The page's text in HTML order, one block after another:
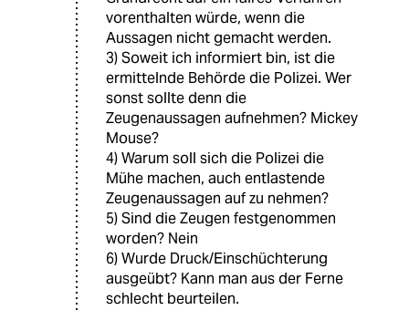
vorenthalten würde, wenn die
Aussagen nicht gemacht werden.
3) Soweit ich informiert bin, ist die
ermittelnde Behörde die Polizei. Wer
sonst sollte denn die
Zeugenaussagen aufnehmen? Mickey
Mouse?
4) Warum soll sich die Polizei die
Mühe machen, auch entlastende
Zeugenaussagen auf zu nehmen?
5) Sind die Zeugen festgenommen
worden? Nein
6) Wurde Druck/Einschüchterung
ausgeübt? Kann man aus der Ferne
schlecht beurteilen.